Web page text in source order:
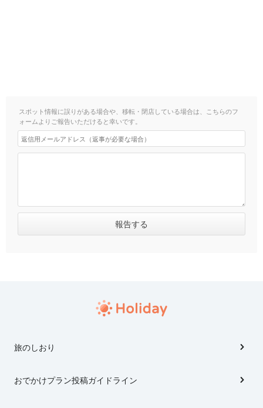
スポット情報に誤りがある場合や、移転・閉店している場合は、こちらのフ
ォームよりご報告いただけると幸いです。
旅のしおり
おでかけプラン投稿ガイドライン